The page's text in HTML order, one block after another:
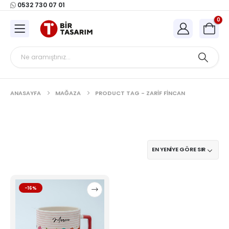
0532 730 07 01
0
ANASAYFA MAĞAZA PRODUCT TAG - ZARIF FINCAN
-16%
Bu
ürünün
varyasyonu